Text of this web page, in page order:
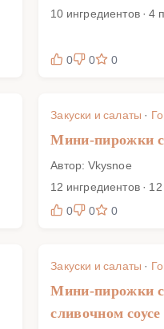
10 ингредиентов · 4
0 0 0
Закуски и салаты ·
Мини-пирожки
Автор: Vkysnoe
12 ингредиентов ·
0
0 0
Закуски и салаты ·
Мини-пирожки с
сливочном соусе